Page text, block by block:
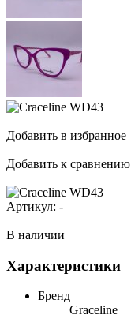
Добавить в избранное
Добавить к сравнению
Артикул: -
В наличии
Характеристики
Бренд
Graceline